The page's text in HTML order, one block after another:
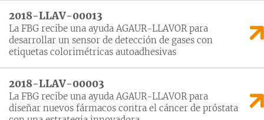
2018-LLAV-00013
La FBG recibe una ayuda AGAUR-LLAVOR para
desarrollar un sensor de detección de gases con
etiquetas colorimétricas autoadhesivas
2018-LLAV-00003
La FBG recibe una ayuda AGAUR-LLAVOR para
diseñar nuevos fármacos contra el cáncer de próstata